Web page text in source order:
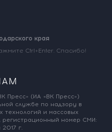
края
Ctrl+Enter. Спасибо!
Пресс» (ИА «ВК Пресс»)
службе по надзору в
технологий и массовых
регистрационный номер СМИ:
2017 г.